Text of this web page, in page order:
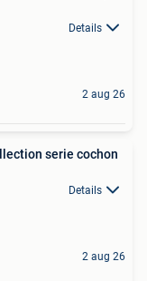
Details
2 aug 26
serie cochon
Details
2 aug 26